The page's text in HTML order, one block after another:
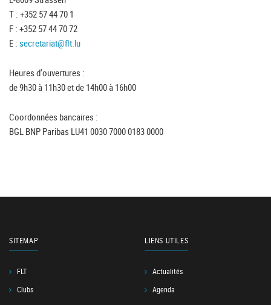
T : +352 57 44 70 1
F : +352 57 44 70 72
E : secretariat@flt.lu
Heures d'ouvertures :
de 9h30 à 11h30 et de 14h00 à 16h00
Coordonnées bancaires :
BGL BNP Paribas LU41 0030 7000 0183 0000
SITEMAP
FLT
Clubs
LIENS UTILES
Actualités
Agenda